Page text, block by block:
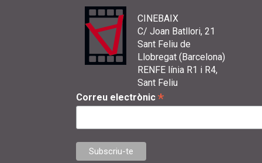
CINEBAIX
C/ Joan Batllori, 21
Sant Feliu de
Llobregat (Barcelona)
RENFE línia R1 i R4,
Sant Feliu
Correu electrònic *